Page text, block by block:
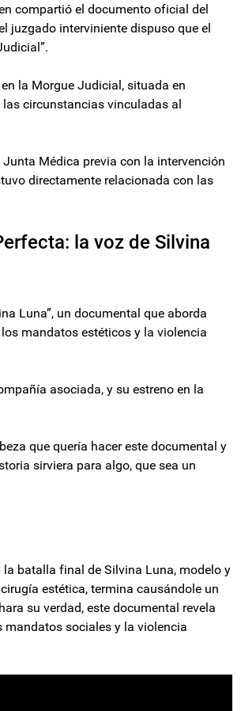
compartió el documento oficial del
juzgado interviniente dispuso que el
la Morgue Judicial, situada en
circunstancias vinculadas al
Médica previa con la intervención
directamente relacionada con las
la voz de Silvina
Luna”, un documental que aborda
mandatos estéticos y la violencia
asociada, y su estreno en la
que quería hacer este documental y
sirviera para algo, que sea un
la batalla final de Silvina Luna, modelo y
estética, termina causándole un
su verdad, este documental revela
sociales y la violencia